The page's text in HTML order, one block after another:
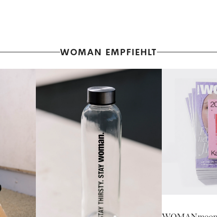
WOMAN EMPFIEHLT